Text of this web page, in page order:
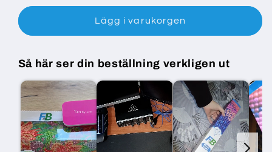
Lägg i varukorgen
Så här ser din beställning verkligen ut